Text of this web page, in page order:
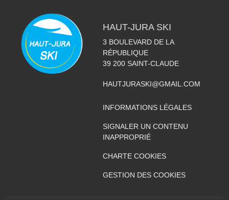
HAUT-JURA SKI
3 BOULEVARD DE LA
RÉPUBLIQUE
39 200 SAINT-CLAUDE
HAUTJURASKI@GMAIL.COM
INFORMATIONS LÉGALES
SIGNALER UN CONTENU
INAPPROPRIÉ
CHARTE COOKIES
GESTION DES COOKIES